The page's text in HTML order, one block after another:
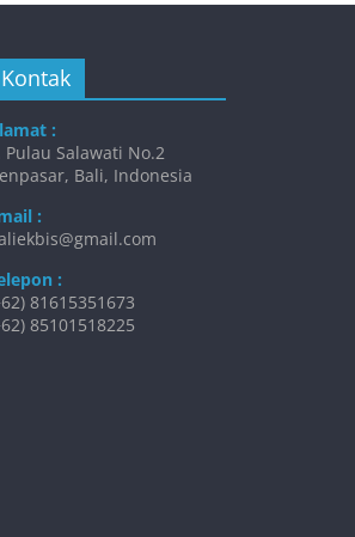
Kontak
:
Pulau Salawati No.2
Bali, Indonesia
:
:
81615351673
85101518225